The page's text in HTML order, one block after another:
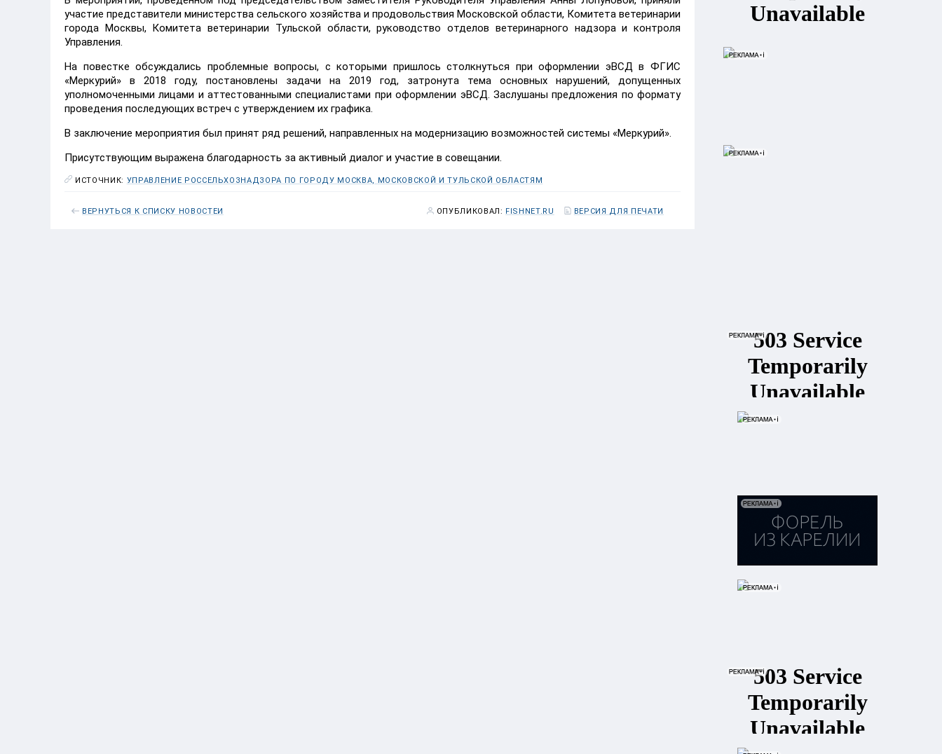
участие представители министерства сельского хозяйства и продовольствия Московской области, Комитета ветеринарии
города Москвы, Комитета ветеринарии Тульской области, руководство отделов ветеринарного надзора и контроля
Управления.
На повестке обсуждались проблемные вопросы, с которыми пришлось столкнуться при оформлении эВСД в ФГИС
«Меркурий» в 2018 году, постановлены задачи на 2019 год, затронута тема основных нарушений, допущенных
уполномоченными лицами и аттестованными специалистами при оформлении эВСД. Заслушаны предложения по формату
проведения последующих встреч с утверждением их графика.
В заключение мероприятия был принят ряд решений, направленных на модернизацию возможностей системы «Меркурий».
Присутствующим выражена благодарность за активный диалог и участие в совещании.
ИСТОЧНИК: УПРАВЛЕНИЕ РОССЕЛЬХОЗНАДЗОРА ПО ГОРОДУ МОСКВА, МОСКОВСКОЙ И ТУЛЬСКОЙ ОБЛАСТЯМ
ВЕРНУТЬСЯ К СПИСКУ НОВОСТЕЙ ОПУБЛИКОВАЛ: FISHNET.RU ВЕРСИЯ ДЛЯ ПЕЧАТИ